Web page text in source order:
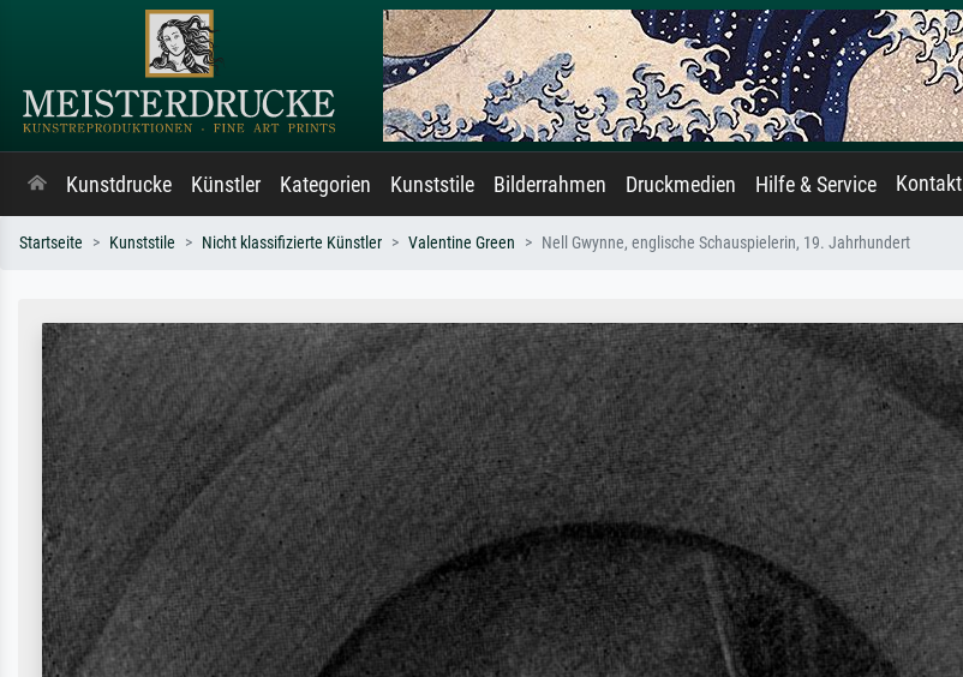
Kunstdrucke Künstler Kategorien Kunststile Bilderrahmen Druckmedien Hilfe & Service Kontakt
Startseite Kunststile Nicht klassifizierte Künstler Valentine Green Nell Gwynne, englische Schauspielerin, 19. Jahrhundert